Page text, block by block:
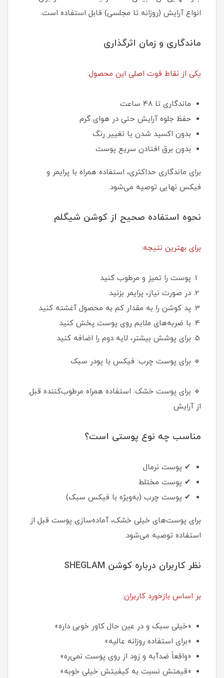
انواع آرایش (روزانه تا مجلسی) قابل استفاده است.
ماندگاری و زمان اثرگذاری
یکی از نقاط قوت اصلی این محصول:
ماندگاری تا ۴۸ ساعت
حفظ جلوه آرایش حتی در هوای گرم
بدون اکسید شدن یا تغییر رنگ
بدون برق افتادن سریع پوست
برای ماندگاری حداکثری، استفاده همراه با پرایمر و
فیکس نهایی توصیه می‌شود.
نحوه استفاده صحیح از کوشن شیگلم
برای بهترین نتیجه:
پوست را تمیز و مرطوب کنید
در صورت نیاز، پرایمر بزنید
پد کوشن را به مقدار کم به محصول آغشته کنید
با ضربه‌های ملایم روی پوست پخش کنید
برای پوشش بیشتر، لایه دوم را اضافه کنید
🔹 برای پوست چرب: فیکس با پودر سبک
🔹 برای پوست خشک: استفاده همراه مرطوب‌کننده قبل
از آرایش
مناسب چه نوع پوستی است؟
✔ پوست نرمال
✔ پوست مختلط
✔ پوست چرب (به‌ویژه با فیکس سبک)
برای پوست‌های خیلی خشک، آماده‌سازی پوست قبل از
استفاده توصیه می‌شود.
نظر کاربران درباره کوشن SHEGLAM
بر اساس بازخورد کاربران:
«خیلی سبک و در عین حال کاور خوبی داره»
«برای استفاده روزانه عالیه»
«واقعاً ضدآبه و زود از روی پوست نمی‌ره»
«قیمتش نسبت به کیفیتش خیلی خوبه»